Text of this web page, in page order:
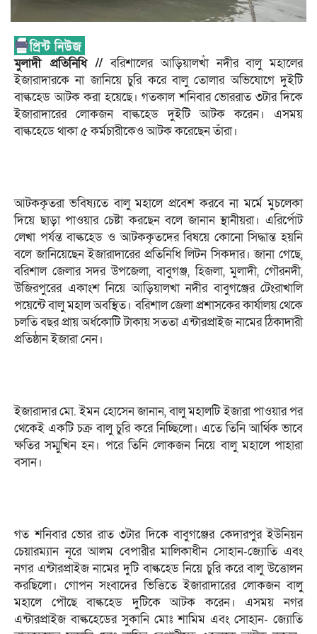
মুলাদী প্রতিনিধি // বরিশালের আড়িয়ালখাঁ নদীর বালু মহালের
ইজারাদারকে না জানিয়ে চুরি করে বালু তোলার অভিযোগে দুইটি
বাল্কহেড আটক করা হয়েছে। গতকাল শনিবার ভোররাত ৩টার দিকে
ইজারাদারের লোকজন বাল্কহেড দুইটি আটক করেন। এসময়
বাল্কহেডে থাকা ৫ কর্মচারীকেও আটক করেছেন তাঁরা।
আটককৃতরা ভবিষ্যতে বালু মহালে প্রবেশ করবে না মর্মে মুচলেকা
দিয়ে ছাড়া পাওয়ার চেষ্টা করছেন বলে জানান স্থানীয়রা। এরির্পোট
লেখা পর্যন্ত বাল্কহেড ও আটককৃতদের বিষয়ে কোনো সিদ্ধান্ত হয়নি
বলে জানিয়েছেন ইজারাদারের প্রতিনিধি লিটন সিকদার। জানা গেছে,
বরিশাল জেলার সদর উপজেলা, বাবুগঞ্জ, হিজলা, মুলাদী, গৌরনদী,
উজিরপুরের একাংশ নিয়ে আড়িয়ালখা নদীর বাবুগঞ্জের টেংরাখালি
পয়েন্টে বালু মহাল অবস্থিত। বরিশাল জেলা প্রশাসকের কার্যালয় থেকে
চলতি বছর প্রায় অর্ধকোটি টাকায় সততা এন্টারপ্রাইজ নামের ঠিকাদারী
প্রতিষ্ঠান ইজারা নেন।
ইজারাদার মো. ইমন হোসেন জানান, বালু মহালটি ইজারা পাওয়ার পর
থেকেই একটি চক্র বালু চুরি করে নিচ্ছিলো। এতে তিনি আর্থিক ভাবে
ক্ষতির সম্মুখিন হন। পরে তিনি লোকজন নিয়ে বালু মহালে পাহারা
বসান।
গত শনিবার ভোর রাত ৩টার দিকে বাবুগঞ্জের কেদারপুর ইউনিয়ন
চেয়ারম্যান নূরে আলম বেপারীর মালিকাধীন সোহান-জ্যোতি এবং
নগর এন্টারপ্রাইজ নামের দুটি বাল্কহেড নিয়ে চুরি করে বালু উত্তোলন
করছিলো। গোপন সংবাদের ভিত্তিতে ইজারাদারের লোকজন বালু
মহালে পৌছে বাল্কহেড দুটিকে আটক করেন। এসময় নগর
এন্টারপ্রাইজ বাল্কহেডের সুকানি মোঃ শামিম এবং সোহান- জ্যোতি